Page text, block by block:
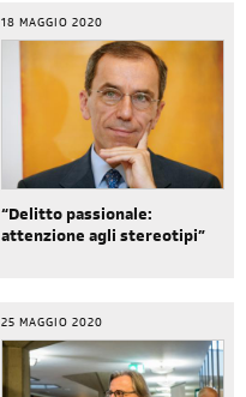
18 MAGGIO 2020
“Delitto passionale:
attenzione agli stereotipi”
25 MAGGIO 2020